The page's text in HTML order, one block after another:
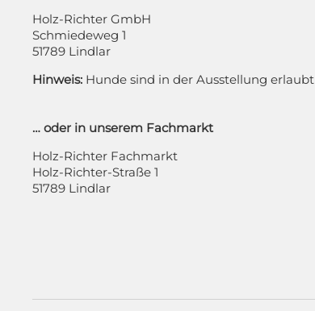
Holz-Richter GmbH
Schmiedeweg 1
51789 Lindlar
Hinweis: Hunde sind in der Ausstellung erlaubt
… oder in unserem Fachmarkt
Holz-Richter Fachmarkt
Holz-Richter-Straße 1
51789 Lindlar